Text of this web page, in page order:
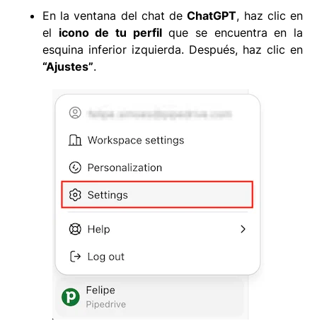
En la ventana del chat deChatGPT, haz clic en
el icono de tu perfilque se encuentra en la
esquina inferior izquierda. Después, haz clic en
“Ajustes”.